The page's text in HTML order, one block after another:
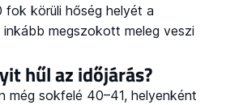
fok körüli hőség helyét a
megszokott meleg veszi
hűl az időjárás?
még sokfelé 40–41, helyenként